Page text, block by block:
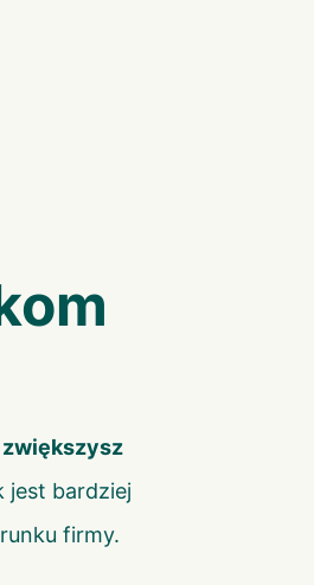
jest bardziej
firmy.